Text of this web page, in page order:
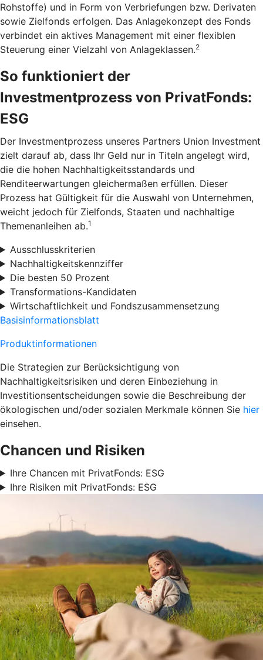
Rohstoffe) und in Form von Verbriefungen bzw. Derivaten
sowie Zielfonds erfolgen. Das Anlagekonzept des Fonds
verbindet ein aktives Management mit einer flexiblen
Steuerung einer Vielzahl von Anlageklassen.2
So funktioniert der
Investmentprozess von PrivatFonds:
ESG
Der Investmentprozess unseres Partners Union Investment
zielt darauf ab, dass Ihr Geld nur in Titeln angelegt wird,
die die hohen Nachhaltigkeitsstandards und
Renditeerwartungen gleichermaßen erfüllen. Dieser
Prozess hat Gültigkeit für die Auswahl von Unternehmen,
weicht jedoch für Zielfonds, Staaten und nachhaltige
Themenanleihen ab.1
Ausschlusskriterien
Nachhaltigkeitskennziffer
Die besten 50 Prozent
Transformations-Kandidaten
Wirtschaftlichkeit und Fondszusammensetzung
Basisinformationsblatt
Produktinformationen
Die Strategien zur Berücksichtigung von
Nachhaltigkeitsrisiken und deren Einbeziehung in
Investitionsentscheidungen sowie die Beschreibung der
ökologischen und/oder sozialen Merkmale können Sie hier
einsehen.
Chancen und Risiken
Ihre Chancen mit PrivatFonds: ESG
Ihre Risiken mit PrivatFonds: ESG